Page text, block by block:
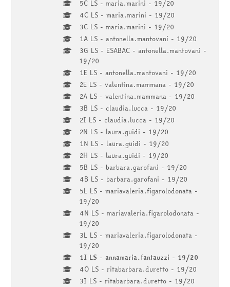
5C LS - maria.marini - 19/20
4C LS - maria.marini - 19/20
3C LS - maria.marini - 19/20
1A LS - antonella.mantovani - 19/20
3G LS - ESABAC - antonella.mantovani -
19/20
1E LS - antonella.mantovani - 19/20
2E LS - valentina.mammana - 19/20
2A LS - valentina.mammana - 19/20
3B LS - claudia.lucca - 19/20
2I LS - claudia.lucca - 19/20
2N LS - laura.guidi - 19/20
1N LS - laura.guidi - 19/20
2H LS - laura.guidi - 19/20
5B LS - barbara.garofani - 19/20
4B LS - barbara.garofani - 19/20
5L LS - mariavaleria.figarolodonata -
19/20
4N LS - mariavaleria.figarolodonata -
19/20
3L LS - mariavaleria.figarolodonata -
19/20
1I LS - annamaria.fantauzzi - 19/20
4O LS - ritabarbara.duretto - 19/20
3I LS - ritabarbara.duretto - 19/20